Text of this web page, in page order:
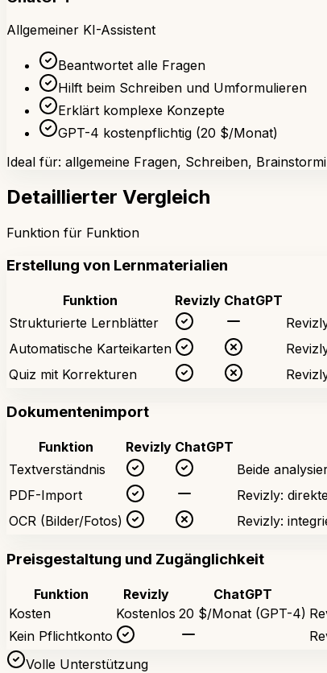
Allgemeiner KI-Assistent
Beantwortet alle Fragen
Hilft beim Schreiben und Umformulieren
Erklärt komplexe Konzepte
GPT-4 kostenpflichtig (20 $/Monat)
Ideal für: allgemeine Fragen, Schreiben,
Detaillierter Vergleich
Funktion für Funktion
Erstellung von Lernmaterialien
Funktion Revizly ChatGPT
Strukturierte Lernblätter
Automatische Karteikarten
Quiz mit Korrekturen
Dokumentenimport
Funktion Revizly ChatGPT
Textverständnis
Beide
PDF-Import
Revizly:
OCR (Bilder/Fotos)
Revizly:
Preisgestaltung und Zugänglichkeit
Funktion Revizly ChatGPT
Kosten
Kostenlos 20 $/Monat (GPT-4)
Kein Pflichtkonto
Volle Unterstützung